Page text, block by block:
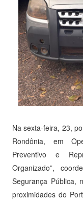
Na sexta-feira, 23,
Rondônia, em
Preventivo e
Organizado”,
Segurança Pública,
proximidades do